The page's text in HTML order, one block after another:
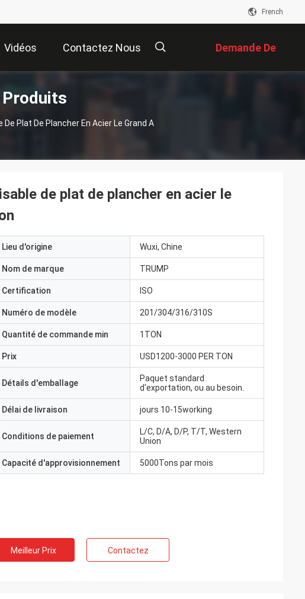
French
Vidéos Contactez Nous Demande De
Soumission
Produits
Plat De Plancher En Acier Le Grand A
de plat de plancher en acier le
Lieu d'origine Wuxi, Chine
Nom de marque TRUMP
Certification ISO
Numéro de modèle 201/304/316/310S
Quantité de commande min 1TON
Prix USD1200-3000 PER TON
Détails d'emballage
Paquet standard
d'exportation, ou au besoin.
Délai de livraison jours 10-15working
Conditions de paiement
L/C, D/A, D/P, T/T, Western
Union
Capacité d'approvisionnement 5000Tons par mois
Meilleur Prix Contactez